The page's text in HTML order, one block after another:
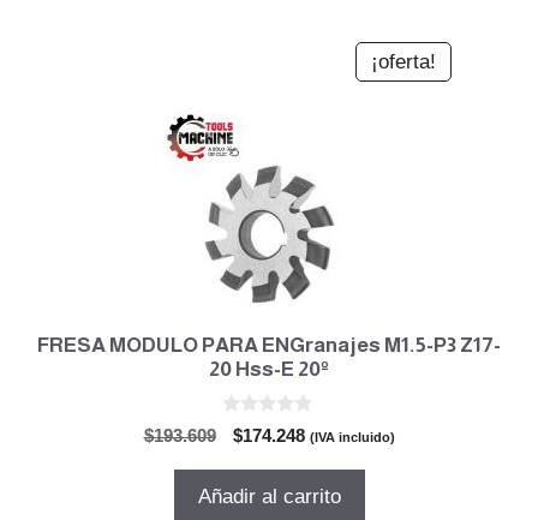
¡oferta!
FRESA MODULO PARA ENGranajes M1.5-P3 Z17-
20 Hss-E 20º
$193.609
El
original
$174.248El
actual
(IVA incluido)
Añadir al carrito